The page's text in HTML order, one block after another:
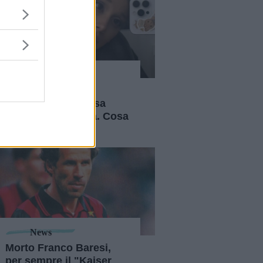
prenderà una pausa
dalla vita pubblica. Cosa
News
Morto Franco Baresi,
per sempre il "Kaiser